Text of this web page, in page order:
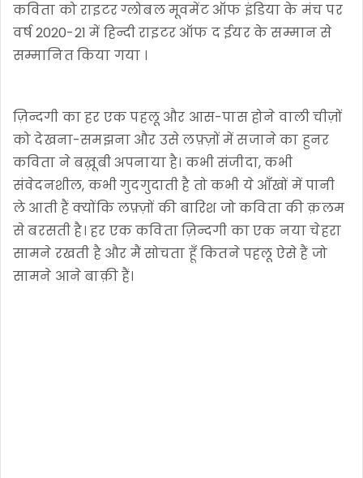
कविता को राइटर ग्लोबल मूवमेंट ऑफ इंडिया के मंच पर
वर्ष 2020-21 में हिन्दी राइटर ऑफ द ईयर के सम्मान से
सम्मानित किया गया ।
ज़िन्दगी का हर एक पहलू और आस-पास होने वाली चीज़ों
को देखना-समझना और उसे लफ़्ज़ों में सजाने का हुनर
कविता ने बख़ूबी अपनाया है। कभी संजीदा, कभी
संवेदनशील, कभी गुदगुदाती है तो कभी ये आँखों में पानी
ले आती हैं क्योंकि लफ़्ज़ों की बारिश जो कविता की क़लम
से बरसती है। हर एक कविता ज़िन्दगी का एक नया चेहरा
सामने रखती है और मैं सोचता हूँ कितने पहलू ऐसे हैं जो
सामने आने बाक़ी हैं।